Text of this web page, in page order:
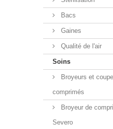
Bacs
Gaines
Qualité de l'air
Soins
Broyeurs et
comprimés
Broyeur de
Severo